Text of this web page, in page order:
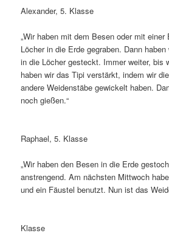
Alexander, 5. Klasse
„Wir haben mit dem Besen oder mit
Löcher in die Erde gegraben. Dann
in die Löcher gesteckt. Immer weiter, bis
haben wir das Tipi verstärkt, indem wir
andere Weidenstäbe gewickelt haben.
noch gießen.“
Raphael, 5. Klasse
„Wir haben den Besen in die Erde
anstrengend. Am nächsten Mittwoch
und ein Fäustel benutzt. Nun ist das
Klasse